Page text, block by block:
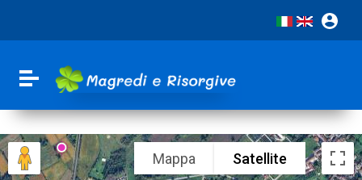
Vai al footer
Attiva / disattiva la navigazione
Mappa Satellite